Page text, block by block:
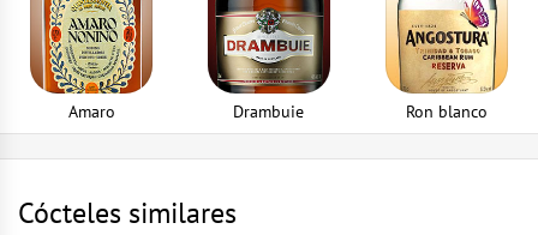
Amaro Drambuie Ron blanco
Cócteles similares